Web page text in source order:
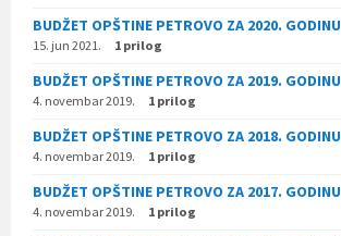
BUDŽET OPŠTINE PETROVO ZA 2020. GODINU
15. jun 2021. 1 prilog
BUDŽET OPŠTINE PETROVO ZA 2019. GODINU
4. novembar 2019. 1 prilog
BUDŽET OPŠTINE PETROVO ZA 2018. GODINU
4. novembar 2019. 1 prilog
BUDŽET OPŠTINE PETROVO ZA 2017. GODINU
4. novembar 2019. 1 prilog